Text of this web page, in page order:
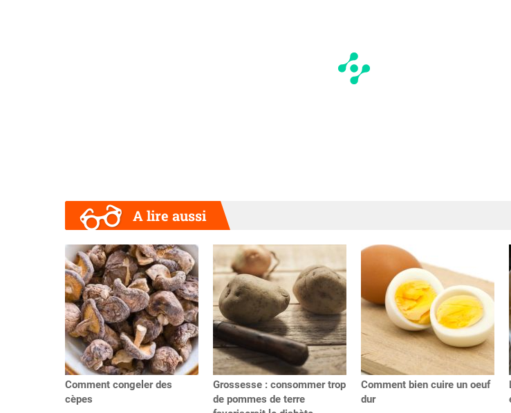
A lire aussi
Comment congeler des
cèpes
Grossesse : consommer trop
de pommes de terre
Comment bien cuire un oeuf
dur
Précédent